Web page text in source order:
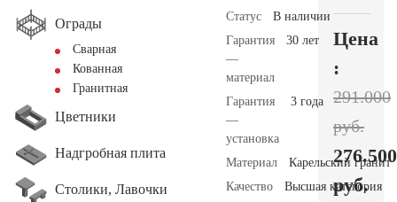
Ограды
Сварная
Кованная
Гранитная
Цветники
Надгробная плита
Столики, Лавочки
Статус
В наличии
Гарантия
—
материал
30 лет
Гарантия
—
установка
3 года
Материал
Карельский гранит
Качество
Высшая категория
Цена
:
291.000
руб.
276.500
руб.